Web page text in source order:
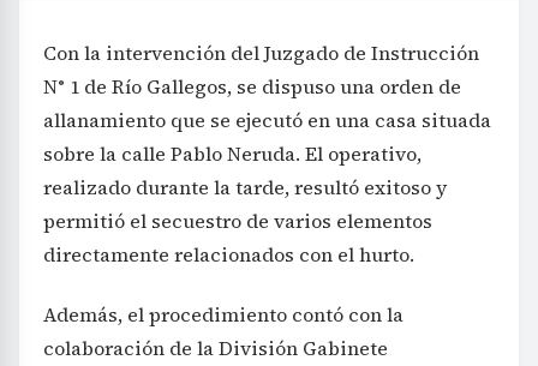
Con la intervención del Juzgado de Instrucción
N° 1 de Río Gallegos, se dispuso una orden de
allanamiento que se ejecutó en una casa situada
sobre la calle Pablo Neruda. El operativo,
realizado durante la tarde, resultó exitoso y
permitió el secuestro de varios elementos
directamente relacionados con el hurto.
Además, el procedimiento contó con la
colaboración de la División Gabinete